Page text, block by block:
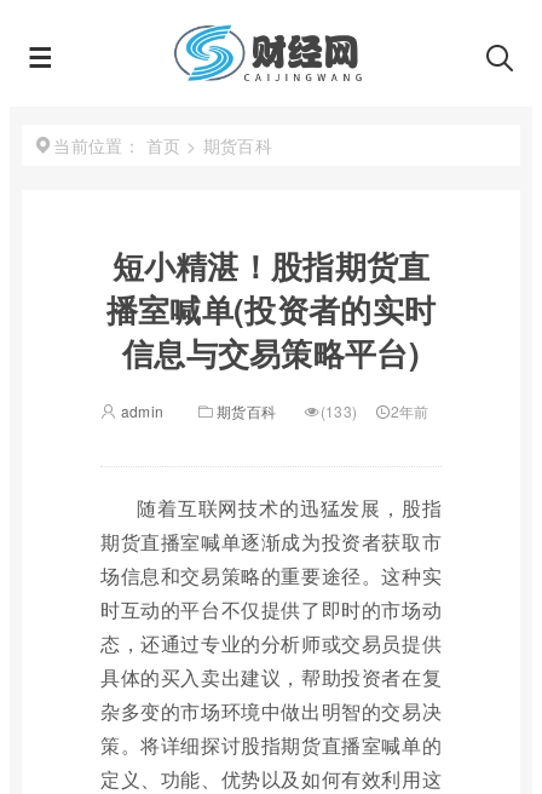
当前位置： 首页 > 期货百科
短小精湛！股指期货直
播室喊单(投资者的实时
信息与交易策略平台)
admin 期货百科 (133) 2年前
随着互联网技术的迅猛发展，股指
期货直播室喊单逐渐成为投资者获取市
场信息和交易策略的重要途径。这种实
时互动的平台不仅提供了即时的市场动
态，还通过专业的分析师或交易员提供
具体的买入卖出建议，帮助投资者在复
杂多变的市场环境中做出明智的交易决
策。将详细探讨股指期货直播室喊单的
定义、功能、优势以及如何有效利用这